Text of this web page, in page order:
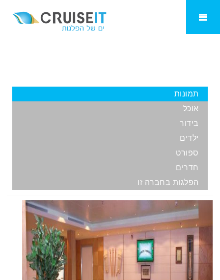
Oriana
תמונות
אוכל
בידור
ילדים
ספורט
חדרים
הפלגות בחברה זו